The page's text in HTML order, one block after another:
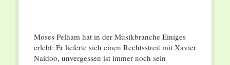
Moses Pelham hat in der Musikbranche Einiges
erlebt: Er lieferte sich einen Rechtsstreit mit Xavier
Naidoo, unvergessen ist immer noch sein